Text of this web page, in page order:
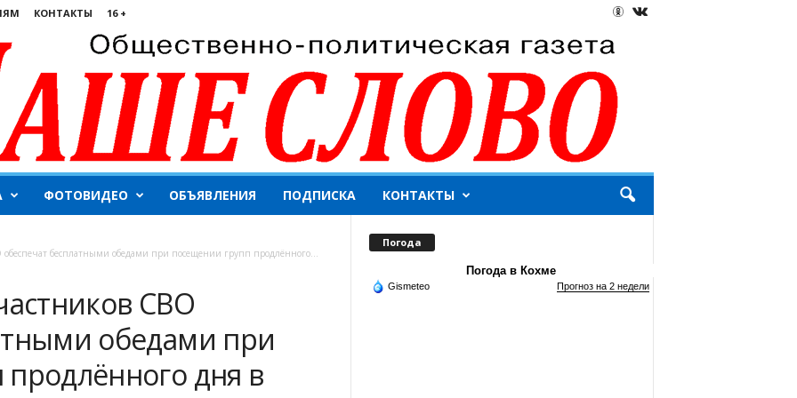
КОНТАКТЫ 16 +
ФОТОВИДЕО ОБЪЯВЛЕНИЯ ПОДПИСКА КОНТАКТЫ
обеспечат бесплатными обедами при посещении групп продлённого...
СВО
обедами при
дня в
Погода
Погода в Кохме
Gismeteo Прогноз на 2 недели